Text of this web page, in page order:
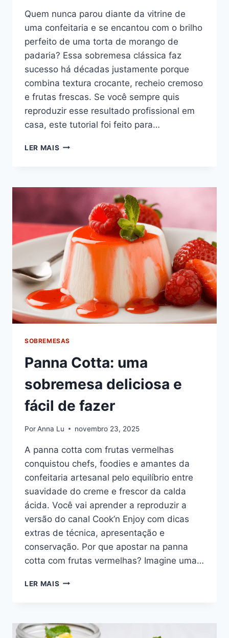
Quem nunca parou diante da vitrine de
uma confeitaria e se encantou com o brilho
perfeito de uma torta de morango de
padaria? Essa sobremesa clássica faz
sucesso há décadas justamente porque
combina textura crocante, recheio cremoso
e frutas frescas. Se você sempre quis
reproduzir esse resultado profissional em
casa, este tutorial foi feito para…
LER MAIS TORTA
PADARIA
SOBREMESAS
Panna Cotta: uma
sobremesa deliciosa e
fácil de fazer
PorAnna Lu novembro 23, 2025
A panna cotta com frutas vermelhas
conquistou chefs, foodies e amantes da
confeitaria artesanal pelo equilíbrio entre
suavidade do creme e frescor da calda
ácida. Você vai aprender a reproduzir a
versão do canal Cook’n Enjoy com dicas
extras de técnica, apresentação e
conservação. Por que apostar na panna
cotta com frutas vermelhas? Imagine uma…
LER MAIS PANNA
DELICIOSA
E